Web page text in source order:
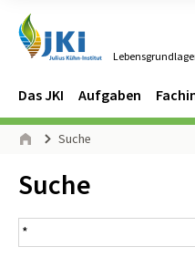
Navigation
Hauptmenü
Das JKI Aufgaben
Seitenpfad
Suche
Inhalt:
Suche
Suchergebnis